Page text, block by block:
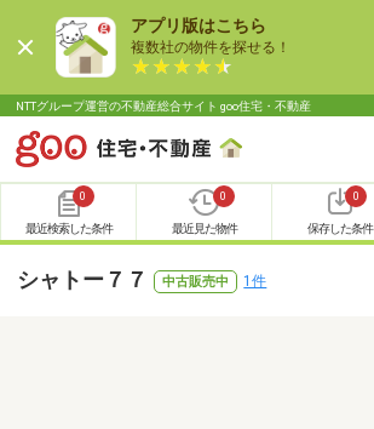
アプリ版はこちら
複数社の物件を探せる！
NTTグループ運営の不動産総合サイト goo住宅・不動産
0
最近検索した条件
0
最近見た物件
0
保存した条件
シャトー７７ 中古販売中 1件